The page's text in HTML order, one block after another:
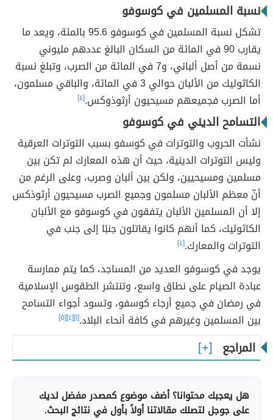
نسبة المسلمين في كوسوفو
تشكل نسبة المسلمين في كوسوفو 95.6 بالمئة، ويعد ما
يقارب 90 في المائة من السكان البالغ عددهم مليوني
نسمة من أصل ألباني، و7 في المائة من الصرب، وتبلغ نسبة
الكاثوليك من الألبان حوالي 3 في المائة، والباقي مسلمون،
أما الصرب فجميعهم مسيحيون أرثوذوكس.[٤]
التسامح الديني في كوسوفو
نشأت الحروب والتوترات في كوسفو بسبب التوترات العرقية
وليس التوترات الدينية، حيث أن هذه المعارك لم تكن بين
مسلمين ومسيحيين، ولكن بين ألبان وصرب، وعلى الرغم من
أنّ معظم الألبان مسلمون وجميع الصرب مسيحيون أرثوذكس
إلا أن المسلمين الألبان يتفقون في كوسوفو مع الألبان
الكاثوليك، كما أنهم كانوا يقاتلون جنبًا إلى جنب في
التوترات والمعارك.[٤]
يوجد في كوسوفو العديد من المساجد، كما يتم ممارسة
عبادة الصيام على نطاق واسع، وتنتشر الطقوس الإسلامية
في رمضان في جميع أرجاء كوسفو، وتسود أجواء التسامح
بين المسلمين وغيرهم في كافة أنحاء البلاد.[١] [٤] [٥]
المراجع
هل يعجبك محتوانا؟ أضف موضوع كمصدر مفضل لديك
على جوجل لتصلك مقالاتنا أولاً بأول في نتائج البحث.